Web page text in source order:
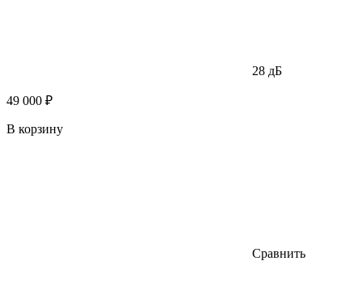
28 дБ
49 000 ₽
В корзину
Сравнить